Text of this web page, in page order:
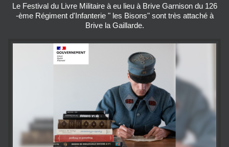
Le Festival du Livre Militaire à eu lieu à Brive Garnison du 126
-ème Régiment d'Infanterie " les Bisons" sont très attaché à
Brive la Gaillarde.